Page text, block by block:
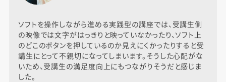
ソフトを操作しながら進める実践型の講座では、受講生側
の映像では文字がはっきりと映っていなかったり、ソフト上
のどこのボタンを押しているのか見えにくかったりすると受
講生にとって不親切になってしまいます。そうした心配がな
いため、受講生の満足度向上にもつながりそうだと感じま
した。